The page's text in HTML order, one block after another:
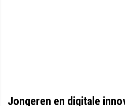
Jongeren en digitale